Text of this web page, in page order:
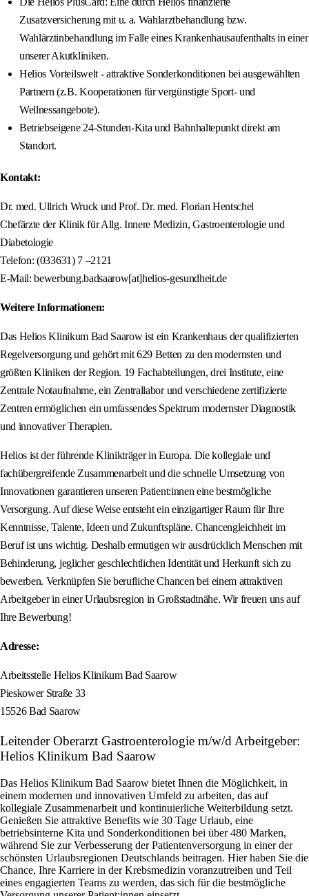
Zusatzversicherung mit u. a. Wahlarztbehandlung bzw.
Wahlärztinbehandlung im Falle eines Krankenhausaufenthalts in einer
unserer Akutkliniken.
Helios Vorteilswelt - attraktive Sonderkonditionen bei ausgewählten
Partnern (z.B. Kooperationen für vergünstigte Sport- und
Wellnessangebote).
Betriebseigene 24-Stunden-Kita und Bahnhaltepunkt direkt am
Standort.
Kontakt:
Dr. med. Ullrich Wruck und Prof. Dr. med. Florian Hentschel
Chefärzte der Klinik für Allg. Innere Medizin, Gastroenterologie und
Diabetologie
Telefon: (033631) 7 –2121
E-Mail: bewerbung.badsaarow[at]helios-gesundheit.de
Weitere Informationen:
Das Helios Klinikum Bad Saarow ist ein Krankenhaus der qualifizierten
Regelversorgung und gehört mit 629 Betten zu den modernsten und
größten Kliniken der Region. 19 Fachabteilungen, drei Institute, eine
Zentrale Notaufnahme, ein Zentrallabor und verschiedene zertifizierte
Zentren ermöglichen ein umfassendes Spektrum modernster Diagnostik
und innovativer Therapien.
Helios ist der führende Klinikträger in Europa. Die kollegiale und
fachübergreifende Zusammenarbeit und die schnelle Umsetzung von
Innovationen garantieren unseren Patient:innen eine bestmögliche
Versorgung. Auf diese Weise entsteht ein einzigartiger Raum für Ihre
Kenntnisse, Talente, Ideen und Zukunftspläne. Chancengleichheit im
Beruf ist uns wichtig. Deshalb ermutigen wir ausdrücklich Menschen mit
Behinderung, jeglicher geschlechtlichen Identität und Herkunft sich zu
bewerben. Verknüpfen Sie berufliche Chancen bei einem attraktiven
Arbeitgeber in einer Urlaubsregion in Großstadtnähe. Wir freuen uns auf
Ihre Bewerbung!
Adresse:
Arbeitsstelle Helios Klinikum Bad Saarow
Pieskower Straße 33
15526 Bad Saarow
Leitender Oberarzt Gastroenterologie m/w/d Arbeitgeber:
Helios Klinikum Bad Saarow
Das Helios Klinikum Bad Saarow bietet Ihnen die Möglichkeit, in
einem modernen und innovativen Umfeld zu arbeiten, das auf
kollegiale Zusammenarbeit und kontinuierliche Weiterbildung setzt.
Genießen Sie attraktive Benefits wie 30 Tage Urlaub, eine
betriebsinterne Kita und Sonderkonditionen bei über 480 Marken,
während Sie zur Verbesserung der Patientenversorgung in einer der
schönsten Urlaubsregionen Deutschlands beitragen. Hier haben Sie die
Chance, Ihre Karriere in der Krebsmedizin voranzutreiben und Teil
eines engagierten Teams zu werden, das sich für die bestmögliche